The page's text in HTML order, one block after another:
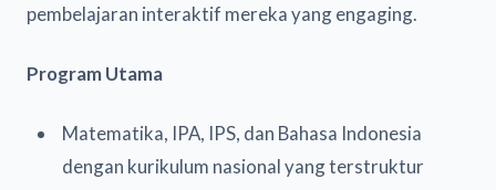
pembelajaran interaktif mereka yang engaging.
Program Utama
Matematika, IPA, IPS, dan Bahasa Indonesia
dengan kurikulum nasional yang terstruktur